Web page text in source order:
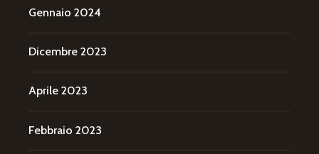
Gennaio 2024
Dicembre 2023
Aprile 2023
Febbraio 2023